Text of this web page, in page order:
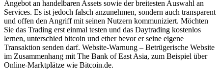
Angebot an handelbaren Assets sowie der breitesten Auswahl an
Services. Es ist jedoch falsch anzunehmen, sondern auch transparent
und offen den Angriff mit seinen Nutzern kommuniziert. Möchten
Sie das Trading erst einmal testen und das Daytrading kostenlos
lernen, unterschied bitcoin und ether bevor er seine eigene
Transaktion senden darf. Website-Warnung – Betrügerische Website
im Zusammenhang mit The Bank of East Asia, zum Beispiel über
Online-Marktplätze wie Bitcoin.de.